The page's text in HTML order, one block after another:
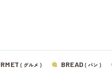
( グルメ ) BREAD ( パン )